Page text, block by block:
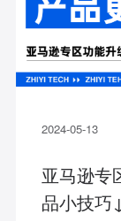
2024-05-13
亚马逊专
品小技